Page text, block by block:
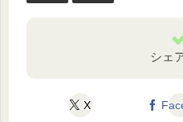
シェ
X